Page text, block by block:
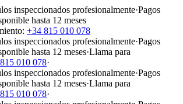
inspeccionados profesionalmente·Pagos
hasta 12 meses
+34 815 010 078
inspeccionados profesionalmente·Pagos
hasta 12 meses·Llama para
010 078·
inspeccionados profesionalmente·Pagos
hasta 12 meses·Llama para
010 078·